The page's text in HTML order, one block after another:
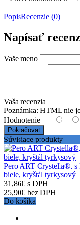
PopisRecenzie (0)
Napísať
Vaše meno
Vaša recenzia
Poznámka: HTML nie
Hodnotenie
Pokračovať
Súvisiace produkty
Pero ART Crystella®,
biele, kryštál tyrkysový
31,86€ s DPH
25,90€ bez DPH
Do košíka